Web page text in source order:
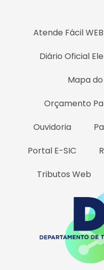
Atende Fácil WEB
Diário Oficial
Mapa
Orçamento
Ouvidoria
Portal E-SIC
Tributos Web